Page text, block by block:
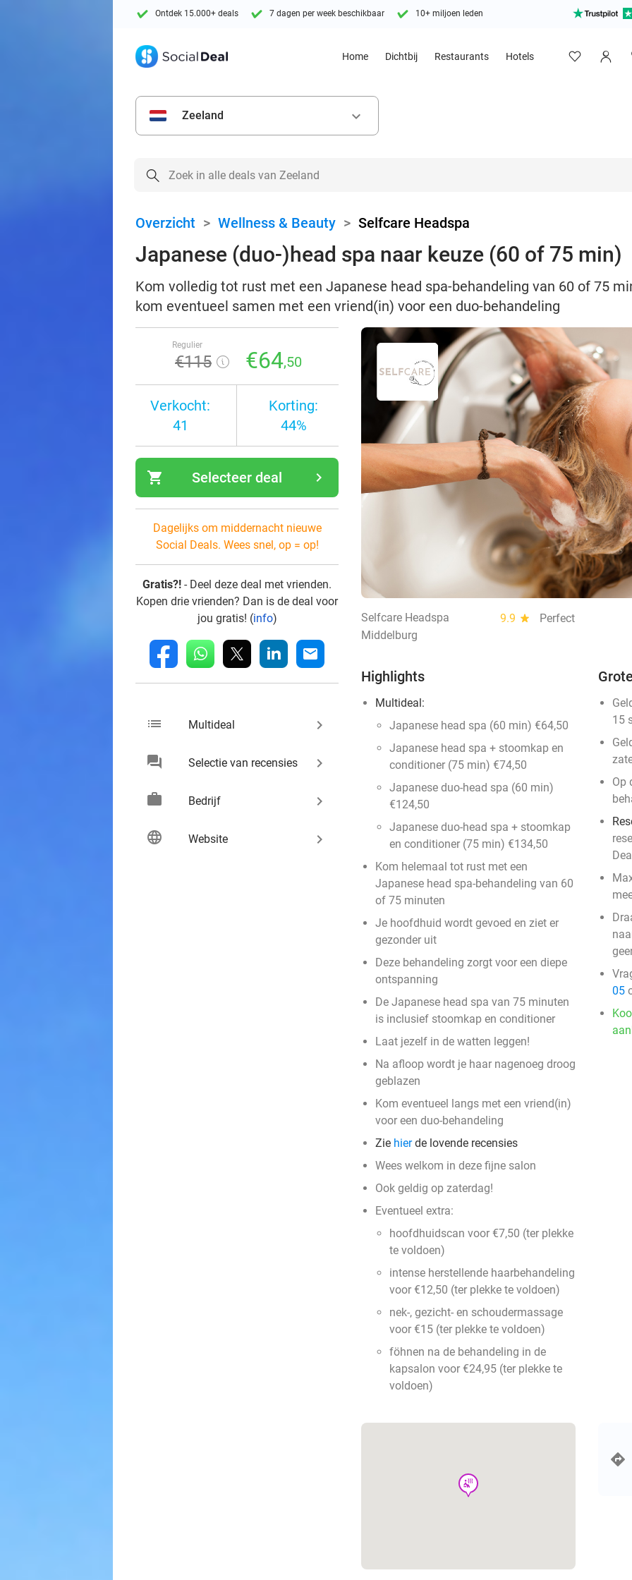
Ontdek 15.000+ deals 7 dagen per week beschikbaar 10+ miljoen leden
Home Dichtbij Restaurants Hotels
Zeeland keyboard_arrow_down
Overzicht > Wellness & Beauty > Selfcare Headspa
Japanese (duo-)head spa naar keuze (60 of 75 min)
Kom volledig tot rust met een Japanese head spa-behandeling van 60 of 75
kom eventueel samen met een vriend(in) voor een duo-behandeling
Regulier
€115 €64,50
Verkocht:
41
Korting:
44%
shopping_cart navigate_next
Selecteer deal
Dagelijks om middernacht nieuwe
Social Deals. Wees snel, op = op!
Gratis?! - Deel deze deal met vrienden.
Kopen drie vrienden? Dan is de deal voor
jou gratis! (info)
fb whatsapp linkedin mail
list Multideal keyboard_arrow_right
chat Selectie van recensies keyboard_arrow_right
work Bedrijf keyboard_arrow_right
language Website keyboard_arrow_right
Selfcare Headspa 9.9 star
Perfect
Middelburg
Highlights
Multideal:
Japanese head spa (60 min) €64,50
Japanese head spa + stoomkap en
conditioner (75 min) €74,50
Japanese duo-head spa (60 min)
€124,50
Japanese duo-head spa + stoomkap
en conditioner (75 min) €134,50
Kom helemaal tot rust met een
Japanese head spa-behandeling van 60
of 75 minuten
Je hoofdhuid wordt gevoed en ziet er
gezonder uit
Deze behandeling zorgt voor een diepe
ontspanning
De Japanese head spa van 75 minuten
is inclusief stoomkap en conditioner
Laat jezelf in de watten leggen!
Na afloop wordt je haar nagenoeg droog
geblazen
Kom eventueel langs met een vriend(in)
voor een duo-behandeling
Zie hierde lovende recensies
Wees welkom in deze fijne salon
Ook geldig op zaterdag!
Eventueel extra:
hoofdhuidscan voor €7,50 (ter plekke
te voldoen)
intense herstellende haarbehandeling
voor €12,50 (ter plekke te voldoen)
nek-, gezicht- en schoudermassage
voor €15 (ter plekke te voldoen)
föhnen na de behandeling in de
kapsalon voor €24,95 (ter plekke te
voldoen)
15
Op
05
wellness